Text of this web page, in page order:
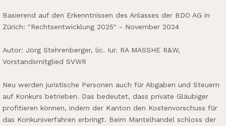
Basierend auf den Erkenntnissen des Anlasses der BDO AG in
Zürich: "Rechtsentwicklung 2025" - November 2024
Autor: Jörg Stehrenberger, lic. Iur. RA MASSHE R&W,
Vorstandsmitglied SVWR
Neu werden juristische Personen auch für Abgaben und Steuern
auf Konkurs betrieben. Das bedeutet, dass private Gläubiger
profitieren können, indem der Kanton den Kostenvorschuss für
das Konkursverfahren erbringt. Beim Mantelhandel schloss der